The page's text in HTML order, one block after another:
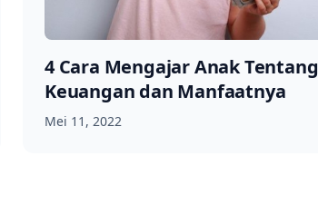
4 Cara Mengajar Anak Tentang
Keuangan dan Manfaatnya
Mei 11, 2022